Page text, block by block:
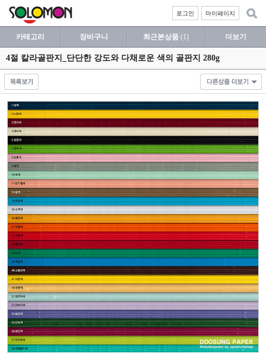
마이페이지
로그인
카테고리 장바구니 최근본상품 (1) 더보기
4절 칼라골판지_단단한 강도와 다채로운 색의 골판지 280g